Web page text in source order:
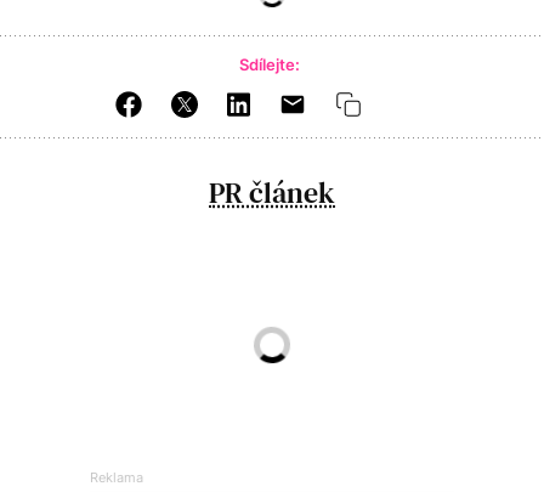
Sdílejte:
PR článek